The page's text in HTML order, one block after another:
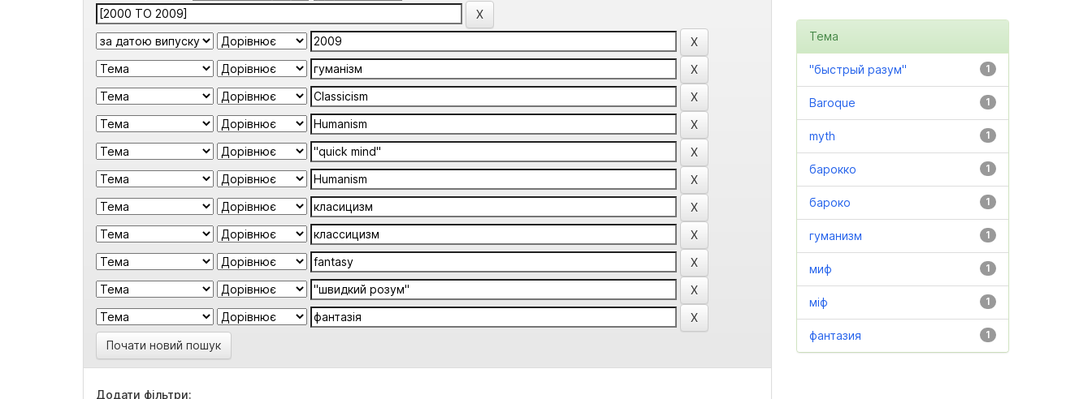
Почати новий пошук
Додати фільтри:
Тема
1
"быстрый разум"
1
Baroque
1
myth
1
барокко
1
бароко
1
гуманизм
1
миф
1
міф
1
фантазия